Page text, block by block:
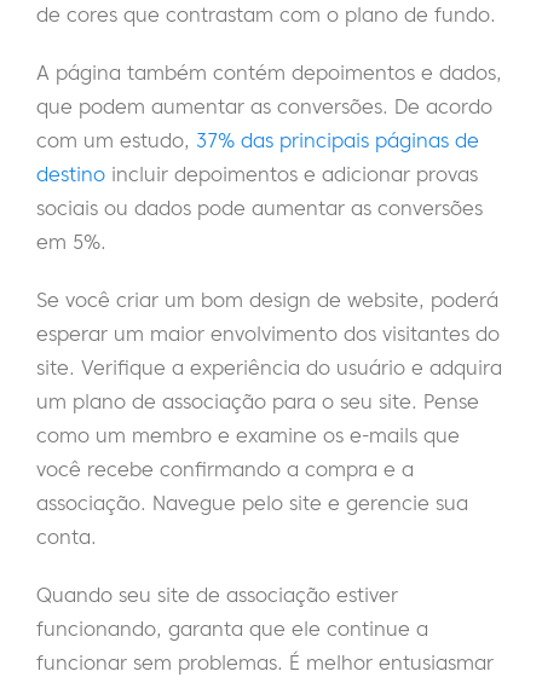
de cores que contrastam com o plano de fundo.
A página também contém depoimentos e dados,
que podem aumentar as conversões. De acordo
com um estudo, 37% das principais páginas de
destino incluir depoimentos e adicionar provas
sociais ou dados pode aumentar as conversões
em 5%.
Se você criar um bom design de website, poderá
esperar um maior envolvimento dos visitantes do
site. Verifique a experiência do usuário e adquira
um plano de associação para o seu site. Pense
como um membro e examine os e-mails que
você recebe confirmando a compra e a
associação. Navegue pelo site e gerencie sua
conta.
Quando seu site de associação estiver
funcionando, garanta que ele continue a
funcionar sem problemas. É melhor entusiasmar